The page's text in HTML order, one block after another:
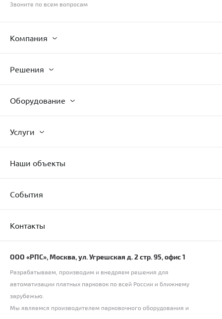
Звоните по всем вопросам
Компания
Решения
Оборудование
Услуги
Наши объекты
События
Контакты
ООО «РПС», Москва, ул. Угрешская д. 2 стр. 95, офис 1
Разрабатываем, производим и внедряем решения для
автоматизации платных парковок по всей России и ближнему
зарубежью.
Мы являемся производителем парковочного оборудования и